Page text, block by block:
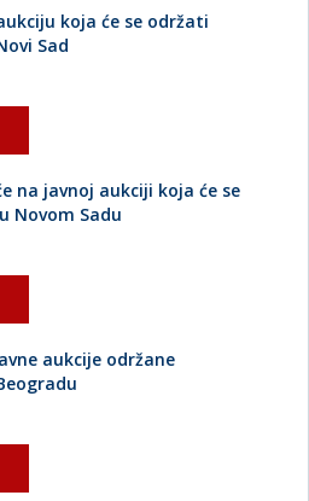
koja će se održati
Sad
na javnoj aukciji koja će se
Novom Sadu
aukcije održane